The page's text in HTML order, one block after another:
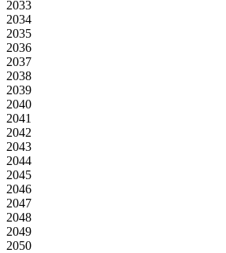
2033
2034
2035
2036
2037
2038
2039
2040
2041
2042
2043
2044
2045
2046
2047
2048
2049
2050